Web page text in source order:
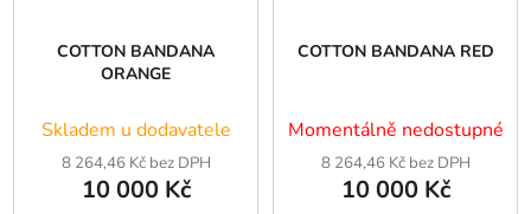
COTTON BANDANA
ORANGE
Skladem u dodavatele
8 264,46 Kč bez DPH
10 000 Kč
COTTON BANDANA RED
Momentálně nedostupné
8 264,46 Kč bez DPH
10 000 Kč